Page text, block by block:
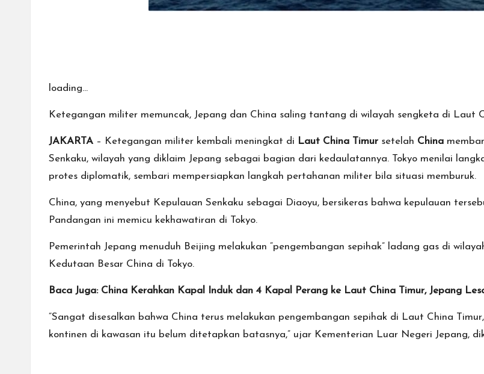
loading…
Ketegangan militer memuncak, Jepang dan China saling tantang di wilayah sengketa di Laut
JAKARTA – Ketegangan militer kembali meningkat di Laut China Timur setelah China
Senkaku, wilayah yang diklaim Jepang sebagai bagian dari kedaulatannya. Tokyo menilai
protes diplomatik, sembari mempersiapkan langkah pertahanan militer bila situasi memburuk.
China, yang menyebut Kepulauan Senkaku sebagai Diaoyu, bersikeras bahwa kepulauan
Pandangan ini memicu kekhawatiran di Tokyo.
Pemerintah Jepang menuduh Beijing melakukan “pengembangan sepihak” ladang gas di
Kedutaan Besar China di Tokyo.
Baca Juga: China Kerahkan Kapal Induk dan 4 Kapal Perang ke Laut China Timur, Jepang
“Sangat disesalkan bahwa China terus melakukan pengembangan sepihak di Laut China
kontinen di kawasan itu belum ditetapkan batasnya,” ujar Kementerian Luar Negeri Jepang,